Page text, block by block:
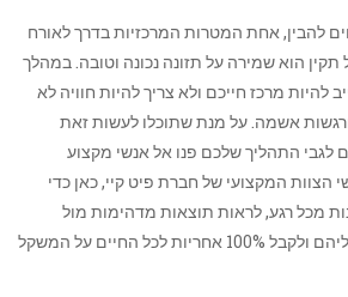
להבין, אחת המטרות המרכזיות בדרך לאורח
תקין הוא שמירה על תזונה נכונה וטובה. במהלך
להיות מרכז חייכם ולא צריך להיות חוויה לא
אשמה. על מנת שתוכלו לעשות זאת
לגבי התהליך שלכם פנו אל אנשי מקצוע
הצוות המקצועי של חברת פיט קיי, כאן כדי
מכל רגע, לראות תוצאות מדהימות מול
המראה שתוכלו לשמור עליהם ולקבל 100% אחריות לכל החיים על המשקל